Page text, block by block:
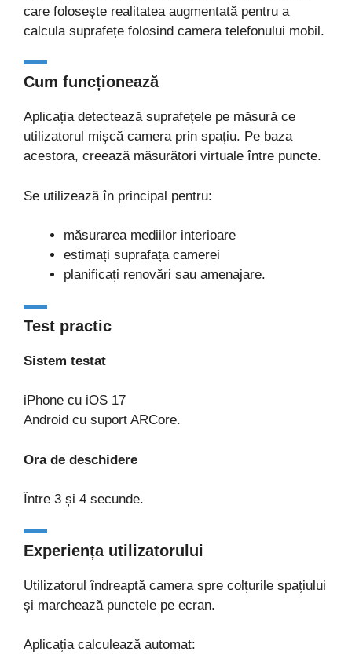
care folosește realitatea augmentată pentru a
calcula suprafețe folosind camera telefonului mobil.
Cum funcționează
Aplicația detectează suprafețele pe măsură ce
utilizatorul mișcă camera prin spațiu. Pe baza
acestora, creează măsurători virtuale între puncte.
Se utilizează în principal pentru:
măsurarea mediilor interioare
estimați suprafața camerei
planificați renovări sau amenajare.
Test practic
Sistem testat
iPhone cu iOS 17
Android cu suport ARCore.
Ora de deschidere
Între 3 și 4 secunde.
Experiența utilizatorului
Utilizatorul îndreaptă camera spre colțurile spațiului
și marchează punctele pe ecran.
Aplicația calculează automat: